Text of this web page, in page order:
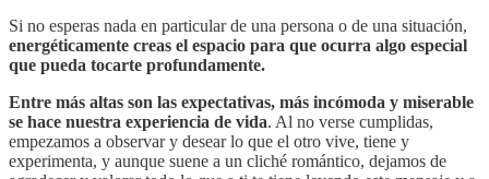
Si no esperas nada en particular de una persona o de una situación,
energéticamente creas el espacio para que ocurra algo especial
que pueda tocarte profundamente.
Entre más altas son las expectativas, más incómoda y miserable
se hace nuestra experiencia de vida. Al no verse cumplidas,
empezamos a observar y desear lo que el otro vive, tiene y
experimenta, y aunque suene a un cliché romántico, dejamos de